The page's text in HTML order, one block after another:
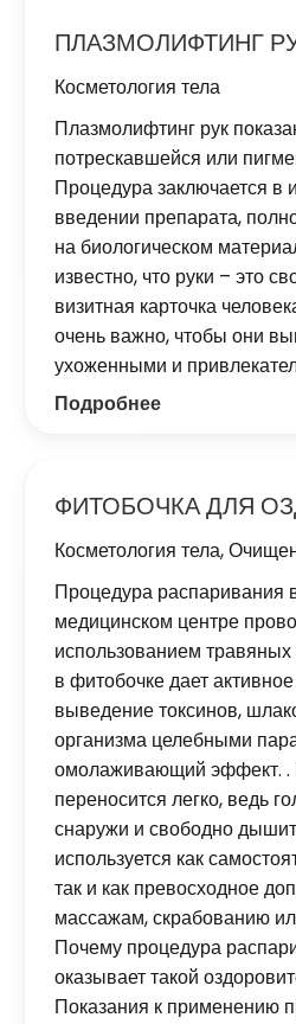
ПЛАЗМОЛИФТИНГ
Косметология тела
Плазмолифтинг рук
потрескавшейся или
Процедура заключается в
введении препарата,
на биологическом
известно, что руки – это
визитная карточка
очень важно, чтобы они
ухоженными и
Подробнее
ФИТОБОЧКА ДЛЯ
Косметология тела,
Процедура распаривания
медицинском центре
использованием
в фитобочке дает
выведение токсинов,
организма целебными
омолаживающий эффект. .
переносится легко, ведь
снаружи и свободно
используется как
так и как превосходное
массажам, скрабованию
Почему процедура
оказывает такой
Показания к применению